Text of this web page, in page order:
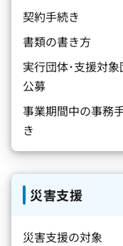
契約手続き
書類の書き方
実行団体･支援対象
公募
事業期間中の事務
き
災害支援
災害支援の対象